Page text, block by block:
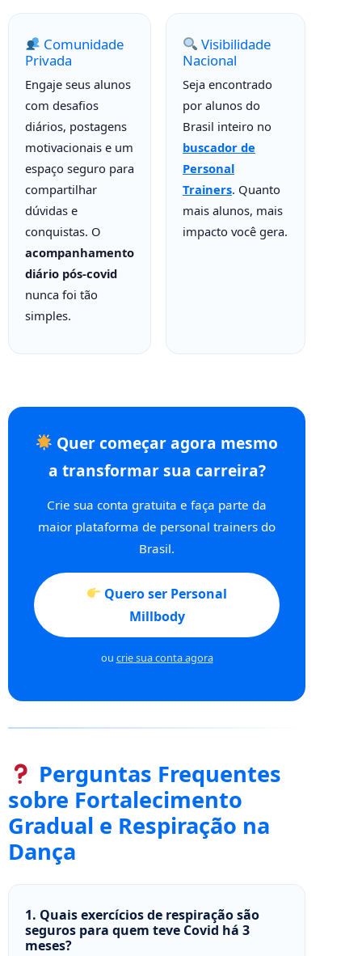
Comunidade
Privada
Engaje seus alunos
com desafios
diários, postagens
motivacionais e um
espaço seguro para
compartilhar
dúvidas e
conquistas. O
acompanhamento
diário pós-covid
nunca foi tão
simples.
Visibilidade
Nacional
Seja encontrado
por alunos do
Brasil inteiro no
buscador de
Personal
Trainers. Quanto
mais alunos, mais
impacto você gera.
Quer começar agora mesmo
a transformar sua carreira?
Crie sua conta gratuita e faça parte da
maior plataforma de personal trainers do
Brasil.
Quero ser Personal
Millbody
ou crie sua conta agora
Perguntas Frequentes
sobre Fortalecimento
Gradual e Respiração na
Dança
1. Quais exercícios de respiração são
seguros para quem teve Covid há 3
meses?